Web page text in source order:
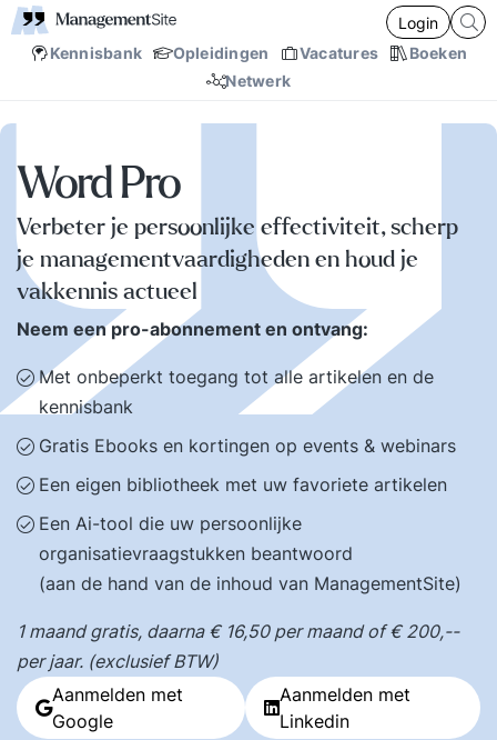
Kennisbank Opleidingen Vacatures
Boeken
Netwerk
Login
Word Pro
Verbeter je persoonlijke effectiviteit, scherp
je managementvaardigheden en houd je
vakkennis actueel
Neem een pro-abonnement en ontvang:
Met onbeperkt toegang tot alle artikelen en de
kennisbank
Gratis Ebooks en kortingen op events & webinars
Een eigen bibliotheek met uw favoriete artikelen
Een Ai-tool die uw persoonlijke
organisatievraagstukken beantwoord
(aan de hand van de inhoud van ManagementSite)
1 maand gratis, daarna € 16,50 per maand of € 200,--
per jaar. (exclusief BTW)
Aanmelden met
Google
Aanmelden met
Linkedin